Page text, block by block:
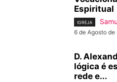
Espiritual
IGREJA
6 de Agosto de
D.
lógica é
rede e...